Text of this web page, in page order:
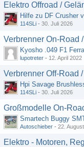
Elektro Offroad /
Hilfe zu DF Crusher
114SLi - 30. Juli 2026
Verbrenner On-Road
Kyosho .049 F1
lupotreter - 12. April 2022
Verbrenner Off-Road
Hpi Savage
114SLi - 30. Juli 2026
Großmodelle On-
Smartech Buggy
Autoschieber - 22.
Elektro - Motoren,